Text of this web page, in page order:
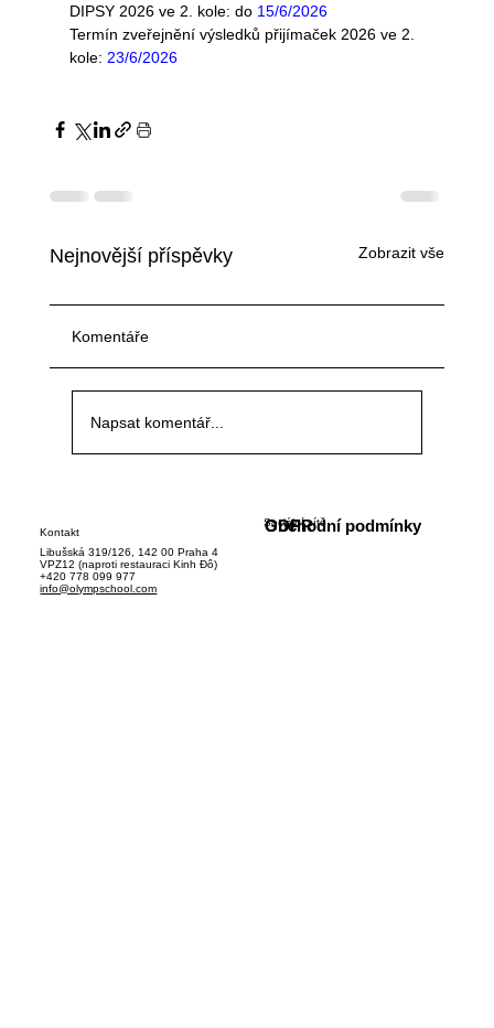
DIPSY 2026 ve 2. kole: do 15/6/2026
Termín zveřejnění výsledků přijímaček 2026 ve 2.
kole: 23/6/2026
Nejnovější příspěvky Zobrazit vše
Důležité informace k přijímacím zkouškám
Komentáře
Napsat komentář...
Sociální sítě
GDPR
Obchodní podmínky
Kontakt
Libušská 319/126, 142 00 Praha 4
VPZ12 (naproti restauraci Kinh Đô)
+420 778 099 977
info@olympschool.com